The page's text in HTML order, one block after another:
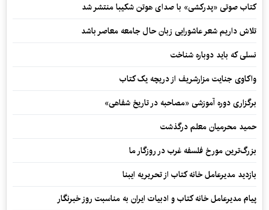
کتاب صوتی «پدرکشی» با صدای هوتن شکیبا منتشر شد
تلاش داریم شعر عاشورایی زبان حال جامعه معاصر باشد
نسلی که باید دوباره شناخت
واکاوی جنایت مزارشریف از دریچه یک کتاب
برگزاری دوره آموزشی «مصاحبه در تاریخ شفاهی»
حمید محرمیان معلم درگذشت
بزرگ‌ترین مورخ فلسفه غرب در روزگار ما
بازدید مدیرعامل خانه کتاب از تحریریه ایبنا
پیام مدیرعامل خانه کتاب و ادبیات ایران به مناسبت روز خبرنگار